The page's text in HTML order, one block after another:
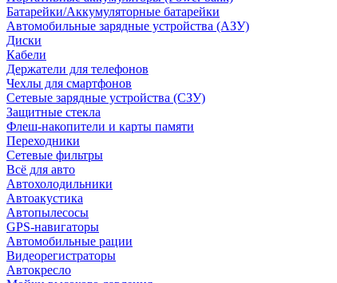
Батарейки/Аккумуляторные батарейки
Автомобильные зарядные устройства (АЗУ)
Диски
Кабели
Держатели для телефонов
Чехлы для смартфонов
Сетевые зарядные устройства (СЗУ)
Защитные стекла
Флеш-накопители и карты памяти
Переходники
Сетевые фильтры
Всё для авто
Автохолодильники
Автоакустика
Автопылесосы
GPS-навигаторы
Автомобильные рации
Видеорегистраторы
Автокресло